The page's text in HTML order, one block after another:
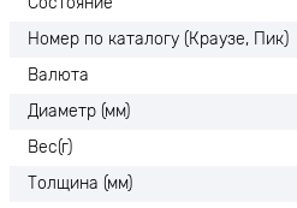
Номер по каталогу (Краузе, Пик)
Валюта
Диаметр (мм)
Вес(г)
Толщина (мм)